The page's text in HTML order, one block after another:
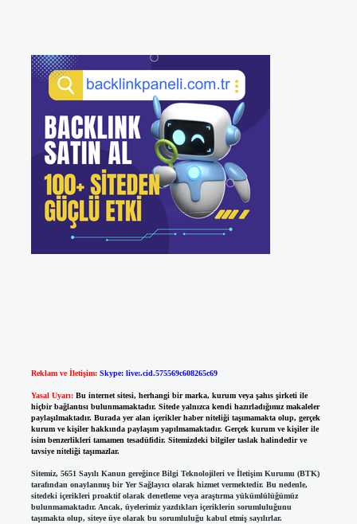
Reklam ve İletişim: Skype: live:.cid.575569c608265c69
Yasal Uyarı: Bu internet sitesi, herhangi bir marka, kurum veya şahıs şirketi ile
hiçbir bağlantısı bulunmamaktadır. Sitede yalnızca kendi hazırladığımız makaleler
paylaşılmaktadır. Burada yer alan içerikler haber niteliği taşımamakta olup, gerçek
kurum ve kişiler hakkında paylaşım yapılmamaktadır. Gerçek kurum ve kişiler ile
isim benzerlikleri tamamen tesadüfidir. Sitemizdeki bilgiler taslak halindedir ve
tavsiye niteliği taşımazlar.
Sitemiz, 5651 Sayılı Kanun gereğince Bilgi Teknolojileri ve İletişim Kurumu (BTK)
tarafından onaylanmış bir Yer Sağlayıcı olarak hizmet vermektedir. Bu nedenle,
sitedeki içerikleri proaktif olarak denetleme veya araştırma yükümlülüğümüz
bulunmamaktadır. Ancak, üyelerimiz yazdıkları içeriklerin sorumluluğunu
taşımakta olup, siteye üye olarak bu sorumluluğu kabul etmiş sayılırlar.